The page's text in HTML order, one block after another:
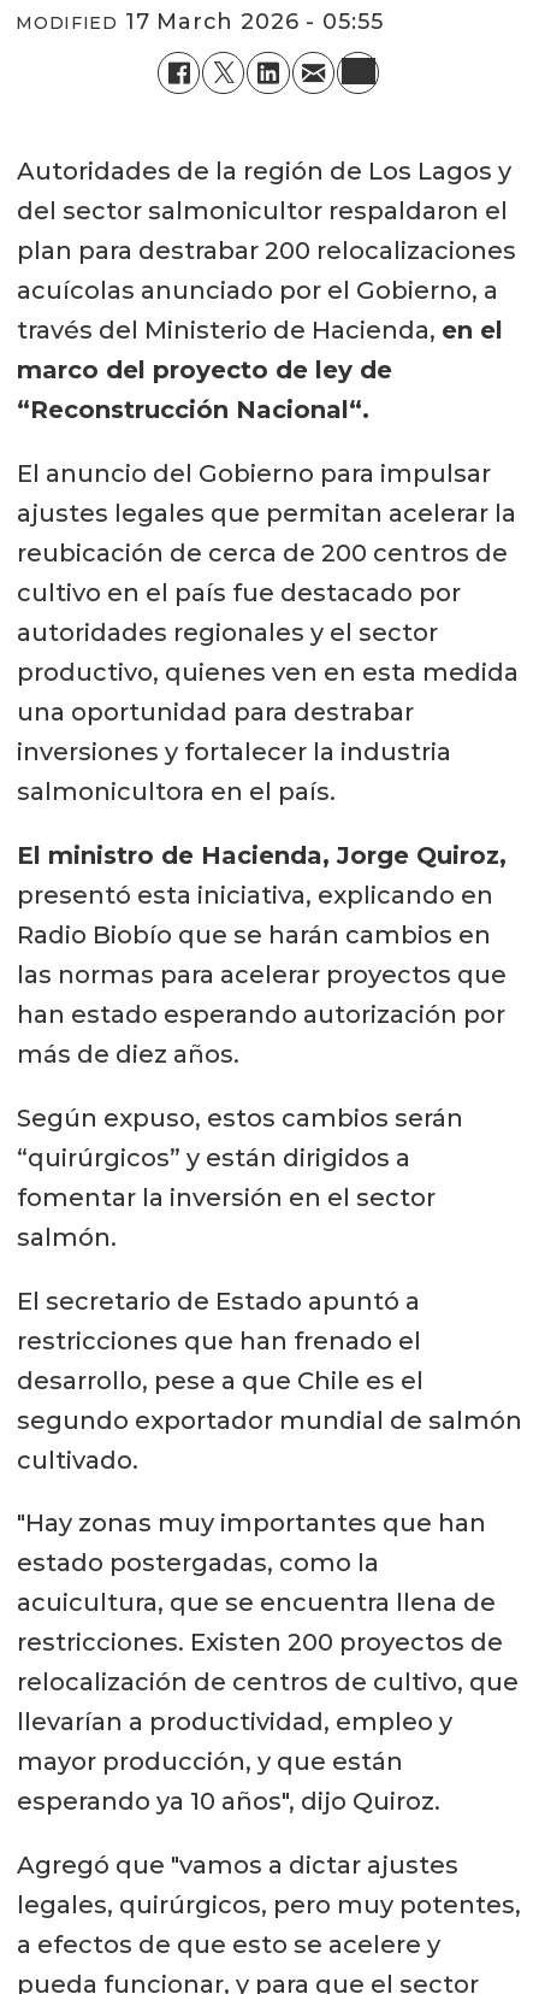
MODIFIED 17 March 2026 - 05:55
Autoridades de la región de Los Lagos y
del sector salmonicultor respaldaron el
plan para destrabar 200 relocalizaciones
acuícolas anunciado por el Gobierno, a
través del Ministerio de Hacienda, en el
marco del proyecto de ley de
“Reconstrucción Nacional“.
El anuncio del Gobierno para impulsar
ajustes legales que permitan acelerar la
reubicación de cerca de 200 centros de
cultivo en el país fue destacado por
autoridades regionales y el sector
productivo, quienes ven en esta medida
una oportunidad para destrabar
inversiones y fortalecer la industria
salmonicultora en el país.
El ministro de Hacienda, Jorge Quiroz,
presentó esta iniciativa, explicando en
Radio Biobío que se harán cambios en
las normas para acelerar proyectos que
han estado esperando autorización por
más de diez años.
Según expuso, estos cambios serán
“quirúrgicos” y están dirigidos a
fomentar la inversión en el sector
salmón.
El secretario de Estado apuntó a
restricciones que han frenado el
desarrollo, pese a que Chile es el
segundo exportador mundial de salmón
cultivado.
"Hay zonas muy importantes que han
estado postergadas, como la
acuicultura, que se encuentra llena de
restricciones. Existen 200 proyectos de
relocalización de centros de cultivo, que
llevarían a productividad, empleo y
mayor producción, y que están
esperando ya 10 años", dijo Quiroz.
Agregó que "vamos a dictar ajustes
legales, quirúrgicos, pero muy potentes,
a efectos de que esto se acelere y
pueda funcionar, y para que el sector